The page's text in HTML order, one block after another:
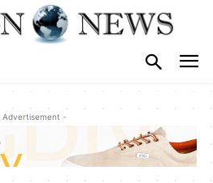
Advertisement -